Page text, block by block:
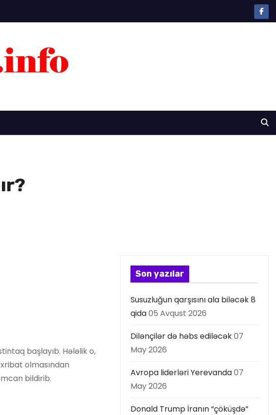
başlayıb. Hələlik o,
olmasından
bildirib.
Son yazılar
Susuzluğun qarşısını ala biləcək 8
qida05 Avqust 2026
Dilənçilər də həbs ediləcək07
May 2026
Avropa liderləri Yerevanda07
May 2026
Donald Trump İranın “çöküşdə”